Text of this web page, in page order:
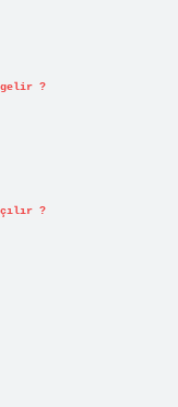
gelir ?
?